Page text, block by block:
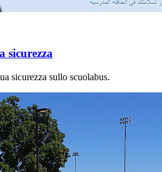
sicurezza
sicurezza sullo scuolabus.